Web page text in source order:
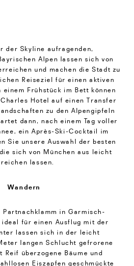
der Skyline aufragenden,
Alpen lassen sich von
und machen die Stadt zu
Reiseziel für einen aktiven
Frühstück im Bett können
Hotel auf einen Transfer
zu den Alpengipfeln
dann, nach einem Tag voller
ein Après-Ski-Cocktail im
Sie unsere Auswahl der besten
sich von München aus leicht
lassen.
Wandern
in Garmisch-
für einen Ausflug mit der
lassen sich in der leicht
langen Schlucht gefrorene
Reif überzogene Bäume und
Eiszapfen geschmückte